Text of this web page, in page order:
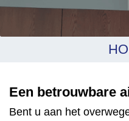
OVER ONS
PRODUCTEN
Een betrouwbare
Bent u aan het